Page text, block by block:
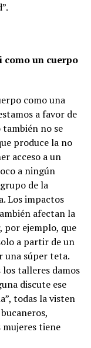
como un cuerpo
como una
a favor de
no se
produce la no
acceso a un
a ningún
de la
Los impactos
afectan la
por ejemplo, que
a partir de un
una súper teta.
talleres damos
discute ese
todas la visten
mujeres tiene